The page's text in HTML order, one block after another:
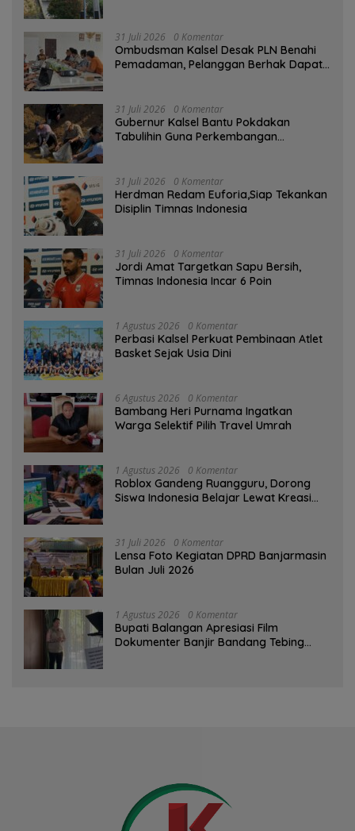
31 Juli 2026 0 Komentar
Ombudsman Kalsel Desak PLN Benahi
Pemadaman, Pelanggan Berhak Dapat
31 Juli 2026 0 Komentar
Gubernur Kalsel Bantu Pokdakan
Tabulihin Guna Perkembangan
31 Juli 2026 0 Komentar
Herdman Redam Euforia,Siap Tekankan
Disiplin Timnas Indonesia
31 Juli 2026 0 Komentar
Jordi Amat Targetkan Sapu Bersih,
Timnas Indonesia Incar 6 Poin
1 Agustus 2026 0 Komentar
Perbasi Kalsel Perkuat Pembinaan Atlet
Basket Sejak Usia Dini
6 Agustus 2026 0 Komentar
Bambang Heri Purnama Ingatkan
Warga Selektif Pilih Travel Umrah
1 Agustus 2026 0 Komentar
Roblox Gandeng Ruangguru, Dorong
Siswa Indonesia Belajar Lewat Kreasi
31 Juli 2026 0 Komentar
Lensa Foto Kegiatan DPRD Banjarmasin
Bulan Juli 2026
1 Agustus 2026 0 Komentar
Bupati Balangan Apresiasi Film
Dokumenter Banjir Bandang Tebing